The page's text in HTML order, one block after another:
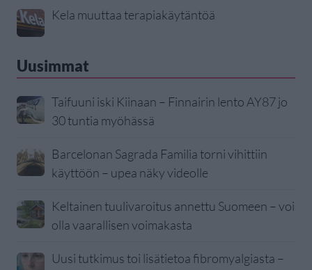
Kela muuttaa terapiakäytäntöä
Uusimmat
Taifuuni iski Kiinaan – Finnairin lento AY87 jo
30 tuntia myöhässä
Barcelonan Sagrada Familia torni vihittiin
käyttöön – upea näky videolle
Keltainen tuulivaroitus annettu Suomeen – voi
olla vaarallisen voimakasta
Uusi tutkimus toi lisätietoa fibromyalgiasta –